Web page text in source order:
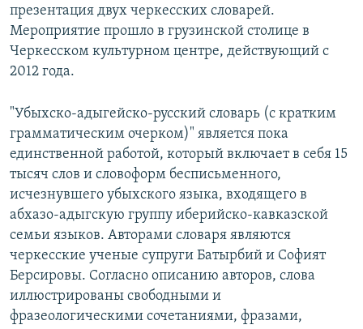
Все сайты РСЕ/РС
презентация двух черкесских словарей.
Мероприятие прошло в грузинской столице в
Черкесском культурном центре, действующий с
2012 года.
"Убыхско-адыгейско-русский словарь (с кратким
грамматическим очерком)" является пока
единственной работой, который включает в себя 15
тысяч слов и словоформ бесписьменного,
исчезнувшего убыхского языка, входящего в
абхазо-адыгскую группу иберийско-кавказской
семьи языков. Авторами словаря являются
черкесские ученые супруги Батырбий и Софият
Берсировы. Согласно описанию авторов, слова
иллюстрированы свободными и
фразеологическими сочетаниями, фразами,